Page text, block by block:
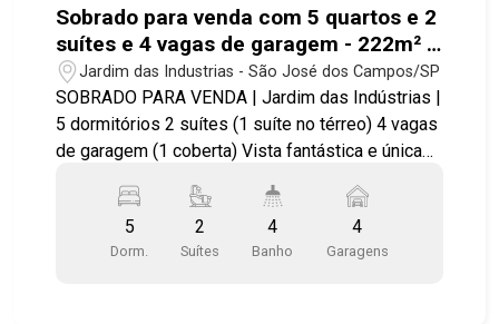
Sobrado para venda com 5 quartos e 2
suítes e 4 vagas de garagem - 222m² -
Jardim das Indústrias
Jardim das Industrias - São José dos Campos/SP
SOBRADO PARA VENDA | Jardim das Indústrias |
5 dormitórios 2 suítes (1 suíte no térreo) 4 vagas
de garagem (1 coberta) Vista fantástica e única
Imóvel possui: - 05 dormitórios, 2 suítes com
sacada, sala de estar e jantar, cozinha, área de
serviço coberta. - Piso frio em toda a casa. -
5
Dorm.
2
Suítes
4
Banho
4
Garagens